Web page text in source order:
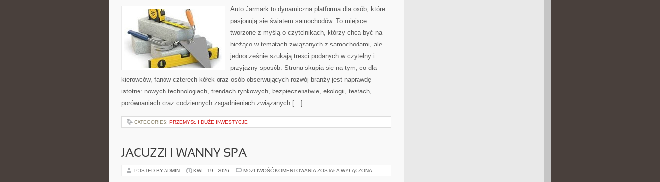
Auto Jarmark to dynamiczna platforma dla osób, które
pasjonują się światem samochodów. To miejsce
tworzone z myślą o czytelnikach, którzy chcą być na
bieżąco w tematach związanych z samochodami, ale
jednocześnie szukają treści podanych w czytelny i
przyjazny sposób. Strona skupia się na tym, co dla
kierowców, fanów czterech kółek oraz osób obserwujących rozwój branży jest naprawdę
istotne: nowych technologiach, trendach rynkowych, bezpieczeństwie, ekologii, testach,
porównaniach oraz codziennych zagadnieniach związanych […]
CATEGORIES: PRZEMYSŁ I DUŻE INWESTYCJE
JACUZZI I WANNY SPA
POSTED BY ADMIN KWI - 19 - 2026 MOŻLIWOŚĆ KOMENTOWANIA JACUZZI
ZOSTAŁA WYŁĄCZONA